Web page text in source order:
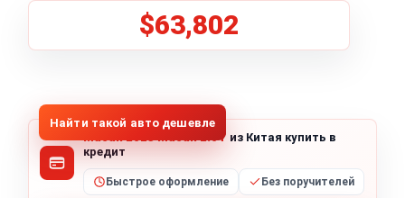
$63,802
Найти такой авто дешевле
Macan 2023 Macan 2.0T из Китая купить в
кредит
Быстрое оформление Без поручителей